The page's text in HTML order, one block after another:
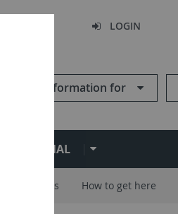
LOGIN
Information for
Careers How to get here